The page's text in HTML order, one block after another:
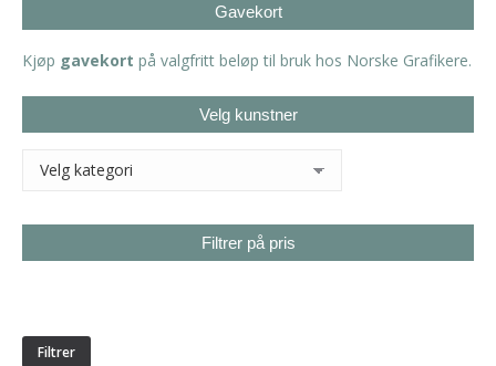
Gavekort
Kjøp gavekort på valgfritt beløp til bruk hos Norske Grafikere.
Velg kunstner
Filtrer på pris
Filtrer